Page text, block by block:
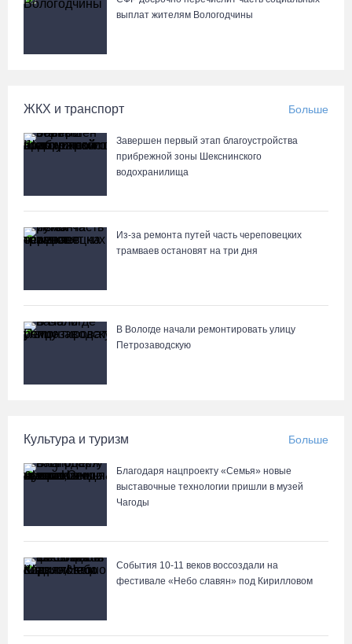
выплат жителям Вологодчины
ЖКХ и транспорт Больше
Завершен первый этап благоустройства
прибрежной зоны Шекснинского
водохранилища
Из-за ремонта путей часть череповецких
трамваев остановят на три дня
В Вологде начали ремонтировать улицу
Петрозаводскую
Культура и туризм Больше
Благодаря нацпроекту «Семья» новые
выставочные технологии пришли в музей
Чагоды
События 10-11 веков воссоздали на
фестивале «Небо славян» под Кирилловом